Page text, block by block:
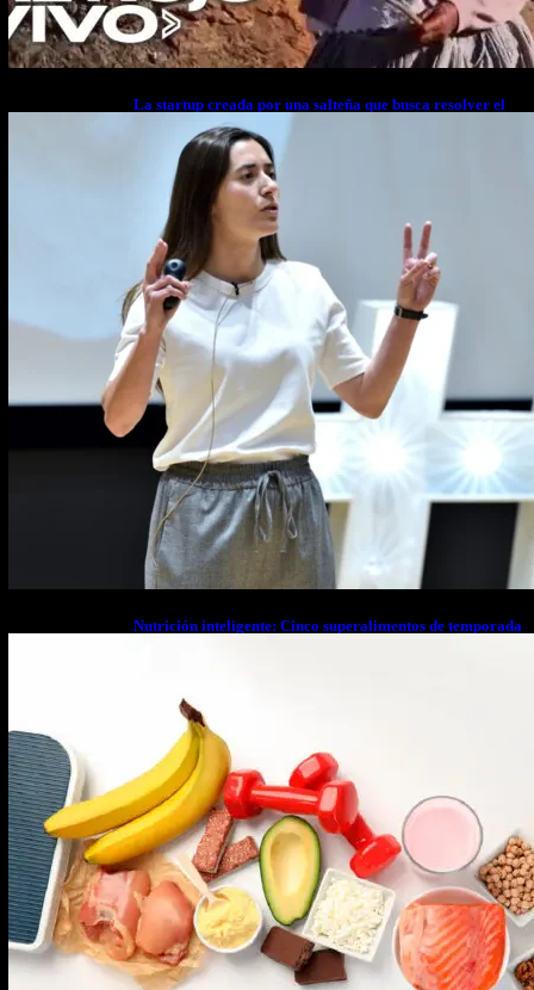
La startup creada por una salteña que busca resolver el
estrés financiero en Latinoamérica
Nutrición inteligente: Cinco superalimentos de temporada